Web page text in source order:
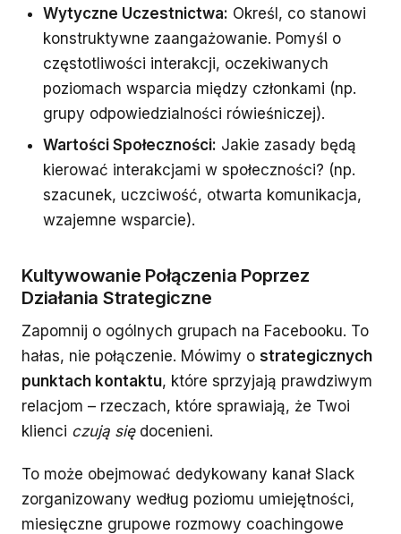
Wytyczne Uczestnictwa: Określ, co stanowi
konstruktywne zaangażowanie. Pomyśl o
częstotliwości interakcji, oczekiwanych
poziomach wsparcia między członkami (np.
grupy odpowiedzialności rówieśniczej).
Wartości Społeczności: Jakie zasady będą
kierować interakcjami w społeczności? (np.
szacunek, uczciwość, otwarta komunikacja,
wzajemne wsparcie).
Kultywowanie Połączenia Poprzez
Działania Strategiczne
Zapomnij o ogólnych grupach na Facebooku. To
hałas, nie połączenie. Mówimy o strategicznych
punktach kontaktu, które sprzyjają prawdziwym
relacjom – rzeczach, które sprawiają, że Twoi
klienci czują siędocenieni.
To może obejmować dedykowany kanał Slack
zorganizowany według poziomu umiejętności,
miesięczne grupowe rozmowy coachingowe